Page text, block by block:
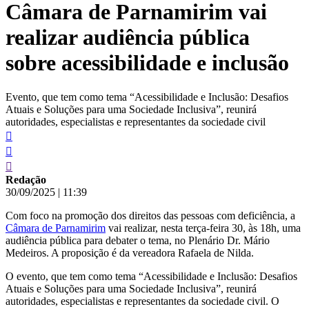
conteúdo
Câmara de Parnamirim vai
realizar audiência pública
sobre acessibilidade e inclusão
Evento, que tem como tema “Acessibilidade e Inclusão: Desafios
Atuais e Soluções para uma Sociedade Inclusiva”, reunirá
autoridades, especialistas e representantes da sociedade civil
Redação
30/09/2025 | 11:39
Com foco na promoção dos direitos das pessoas com deficiência, a
Câmara de Parnamirim vai realizar, nesta terça-feira 30, às 18h, uma
audiência pública para debater o tema, no Plenário Dr. Mário
Medeiros. A proposição é da vereadora Rafaela de Nilda.
O evento, que tem como tema “Acessibilidade e Inclusão: Desafios
Atuais e Soluções para uma Sociedade Inclusiva”, reunirá
autoridades, especialistas e representantes da sociedade civil. O